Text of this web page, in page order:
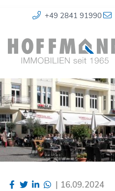
+49 2841 91990
| 16.09.2024